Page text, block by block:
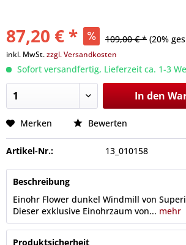
87,20 € * 109,00 € * (20%
inkl. MwSt.zzgl. Versandkosten
Sofort versandfertig, Lieferzeit ca. 1-3
In den
Merken Bewerten
Artikel-Nr.: 13_010158
Beschreibung
Einohr Flower dunkel Windmill von
Dieser exklusive Einohrzaum von... mehr
Produktsicherheit